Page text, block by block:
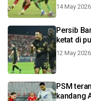
14 May
Persib
ketat di
12 May
PSM
kandang